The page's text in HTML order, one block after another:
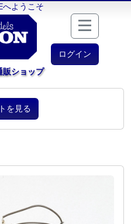
ようこそ
ログイン
ショップ
を見る